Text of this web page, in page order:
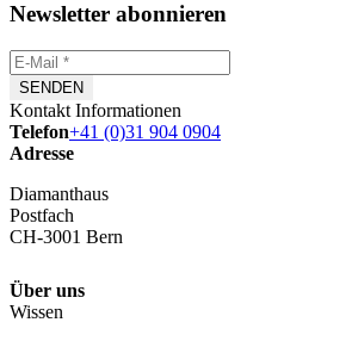
Newsletter abonnieren
Kontakt Informationen
Telefon+41 (0)31 904 0904
Adresse
Diamanthaus
Postfach
CH-3001 Bern
Über uns
Wissen